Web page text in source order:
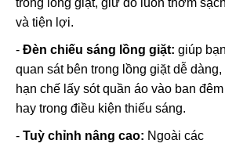
trong lồng giặt, giữ đồ luôn thơm sạch
và tiện lợi.
- Đèn chiếu sáng lồng giặt: giúp bạn
quan sát bên trong lồng giặt dễ dàng,
hạn chế lấy sót quần áo vào ban đêm
hay trong điều kiện thiếu sáng.
- Tuỳ chỉnh nâng cao: Ngoài các